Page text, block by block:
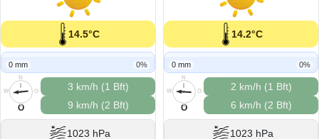
14.5°C
0 mm 0%
N
O
S
W
O
3 km/h (1 Bft)
9 km/h (2 Bft)
1023 hPa
14.2°C
0 mm 0%
N
O
S
W
O
2 km/h (1 Bft)
6 km/h (2 Bft)
1023 hPa